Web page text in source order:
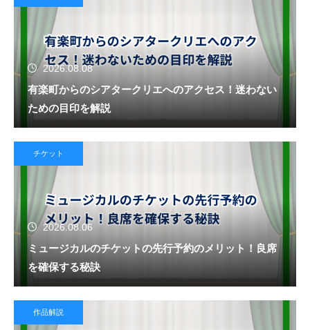
2026.08.08
有楽町からのシアタークリエへのアクセス！迷わない
ための目印を解説
チケット
2026.08.06
ミュージカルのチケットの先行予約のメリット！良席
を確保する秘訣
作品解説